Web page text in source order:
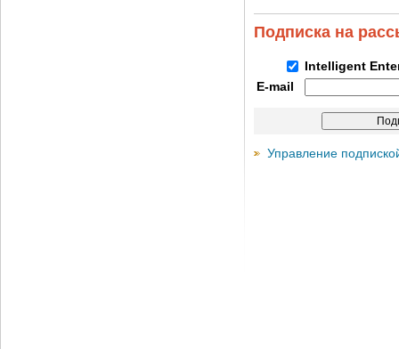
Подписка на
Intelligent
E-mail
Управление